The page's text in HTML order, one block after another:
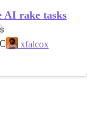
AI rake tasks
xfalcox